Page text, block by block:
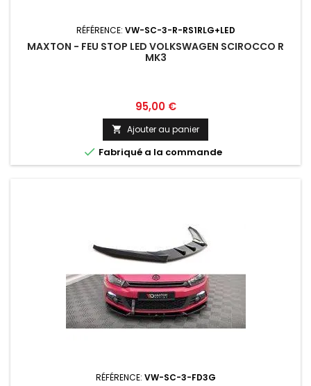
RÉFÉRENCE: VW-SC-3-R-RS1RLG+LED
MAXTON - FEU STOP LED VOLKSWAGEN SCIROCCO R
MK3
Prix
95,00 €
 Ajouter au panier
 Fabriqué a la commande
RÉFÉRENCE: VW-SC-3-FD3G